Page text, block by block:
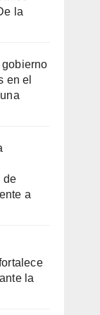
la
gobierno
en el
de
a
la